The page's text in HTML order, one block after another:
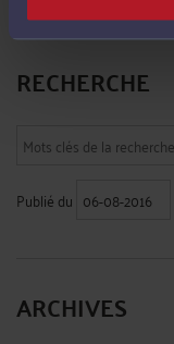
RECHERCHE
Publié du
ARCHIVES